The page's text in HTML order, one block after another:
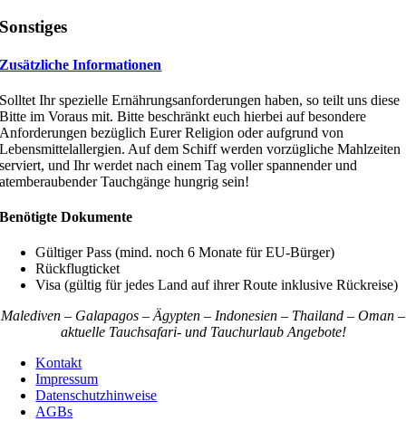
Sonstiges
Zusätzliche Informationen
Solltet Ihr spezielle Ernährungsanforderungen haben, so teilt uns diese
Bitte im Voraus mit. Bitte beschränkt euch hierbei auf besondere
Anforderungen bezüglich Eurer Religion oder aufgrund von
Lebensmittelallergien. Auf dem Schiff werden vorzügliche Mahlzeiten
serviert, und Ihr werdet nach einem Tag voller spannender und
atemberaubender Tauchgänge hungrig sein!
Benötigte Dokumente
Gültiger Pass (mind. noch 6 Monate für EU-Bürger)
Rückflugticket
Visa (gültig für jedes Land auf ihrer Route inklusive Rückreise)
Malediven – Galapagos – Ägypten – Indonesien – Thailand – Oman –
aktuelle Tauchsafari- und Tauchurlaub Angebote!
Kontakt
Impressum
Datenschutzhinweise
AGBs